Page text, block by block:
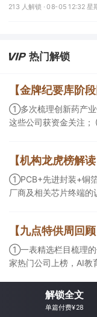
心供应商”跃迁的价值重
213 人解锁 ·08-05 12:32 星
热门解锁
①多次梳理创新药产业
这些公司获资金关注； ②跟踪有色行业动态，覆盖铜矿格局、现货
①PCB+先进封装+铜
厂商及相关芯片终端
等方面具有丰富经验
产的合规资质，这家公
①一表精选栏目梳理的
家热门公司上榜，AI教育人
活跃，栏目解读海外
点公司3日最高涨超20%； ③磷化铟概念异军突起，栏目以
角前瞻产业供需情况
解锁全文
单篇付费¥28